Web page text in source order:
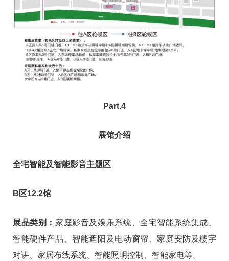
Part.4
展馆介绍
全宅智能及智能影音主题区
B区12.2馆
展品类别：家庭影音及娱乐系统、全宅智能系统集成、
智能硬件产品、智能遮阳及电动窗帘、家庭安防及楼宇
对讲、家居布线系统、智能照明控制、智能家电等。